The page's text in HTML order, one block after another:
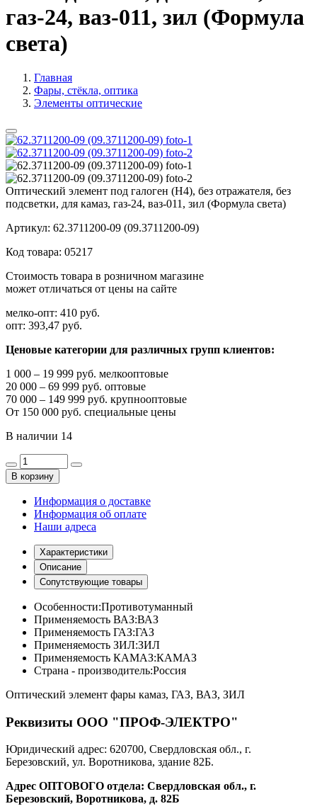
газ-24, ваз-011, зил (Формула
света)
Главная
Фары, стёкла, оптика
Элементы оптические
Оптический элемент под галоген (Н4), без отражателя, без
подсветки, для камаз, газ-24, ваз-011, зил (Формула света)
Артикул: 62.3711200-09 (09.3711200-09)
Код товара: 05217
Стоимость товара в розничном магазине
может отличаться от цены на сайте
мелко-опт: 410 руб.
опт: 393,47 руб.
Ценовые категории для различных групп клиентов:
1 000 – 19 999 руб. мелкооптовые
20 000 – 69 999 руб. оптовые
70 000 – 149 999 руб. крупнооптовые
От 150 000 руб. специальные цены
В наличии 14
В корзину
Информация о доставке
Информация об оплате
Наши адреса
Характеристики
Описание
Сопутствующие товары
Особенности:Противотуманный
Применяемость ВАЗ:ВАЗ
Применяемость ГАЗ:ГАЗ
Применяемость ЗИЛ:ЗИЛ
Применяемость КАМАЗ:КАМАЗ
Страна - производитель:Россия
Оптический элемент фары камаз, ГАЗ, ВАЗ, ЗИЛ
Реквизиты ООО "ПРОФ-ЭЛЕКТРО"
Юридический адрес: 620700, Свердловская обл., г.
Березовский, ул. Воротникова, здание 82Б.
Адрес ОПТОВОГО отдела: Свердловская обл., г.
Березовский, Воротникова, д. 82Б